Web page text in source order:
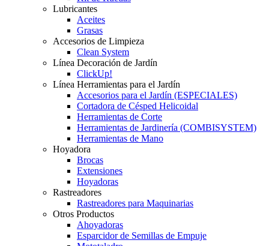
Lubricantes
Aceites
Grasas
Accesorios de Limpieza
Clean System
Línea Decoración de Jardín
ClickUp!
Línea Herramientas para el Jardín
Accesorios para el Jardín (ESPECIALES)
Cortadora de Césped Helicoidal
Herramientas de Corte
Herramientas de Jardinería (COMBISYSTEM)
Herramientas de Mano
Hoyadora
Brocas
Extensiones
Hoyadoras
Rastreadores
Rastreadores para Maquinarias
Otros Productos
Ahoyadoras
Esparcidor de Semillas de Empuje